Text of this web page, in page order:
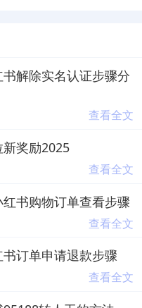
解除实名认证步骤分
查看全文
奖励2025
查看全文
书购物订单查看步骤
查看全文
订单申请退款步骤
查看全文